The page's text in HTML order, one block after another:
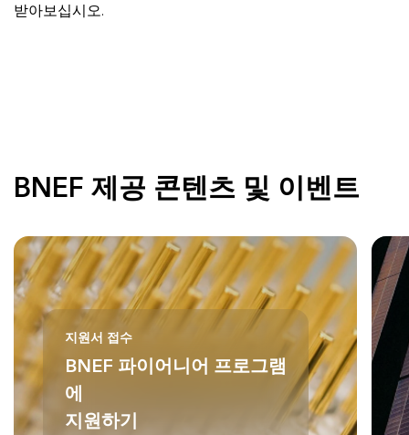
받아보십시오.
BNEF 제공 콘텐츠 및 이벤트
지원서 접수
BNEF 파이어니어 프로그램
에
지원하기